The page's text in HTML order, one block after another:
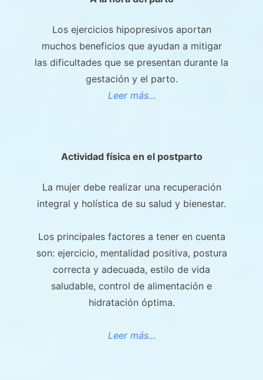
Los ejercicios hipopresivos aportan
muchos beneficios que ayudan a mitigar
las dificultades que se presentan durante la
gestación y el parto.
Leer más...
Actividad física en el postparto
La mujer debe realizar una recuperación
integral y holística de su salud y bienestar.
Los principales factores a tener en cuenta
son: ejercicio, mentalidad positiva, postura
correcta y adecuada, estilo de vida
saludable, control de alimentación e
hidratación óptima.
Leer más...